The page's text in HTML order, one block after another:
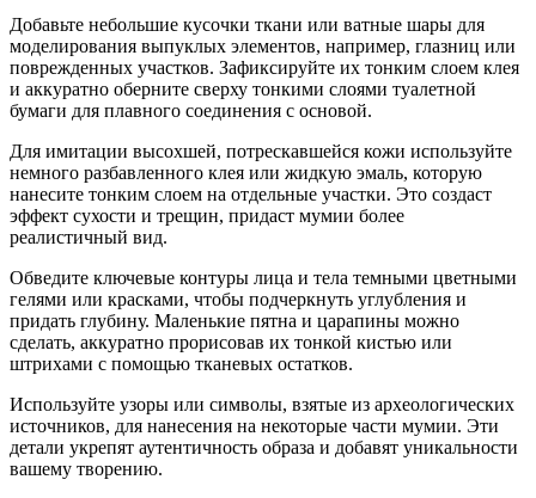
Добавьте небольшие кусочки ткани или ватные шары для
моделирования выпуклых элементов, например, глазниц или
поврежденных участков. Зафиксируйте их тонким слоем клея
и аккуратно оберните сверху тонкими слоями туалетной
бумаги для плавного соединения с основой.
Для имитации высохшей, потрескавшейся кожи используйте
немного разбавленного клея или жидкую эмаль, которую
нанесите тонким слоем на отдельные участки. Это создаст
эффект сухости и трещин, придаст мумии более
реалистичный вид.
Обведите ключевые контуры лица и тела темными цветными
гелями или красками, чтобы подчеркнуть углубления и
придать глубину. Маленькие пятна и царапины можно
сделать, аккуратно прорисовав их тонкой кистью или
штрихами с помощью тканевых остатков.
Используйте узоры или символы, взятые из археологических
источников, для нанесения на некоторые части мумии. Эти
детали укрепят аутентичность образа и добавят уникальности
вашему творению.